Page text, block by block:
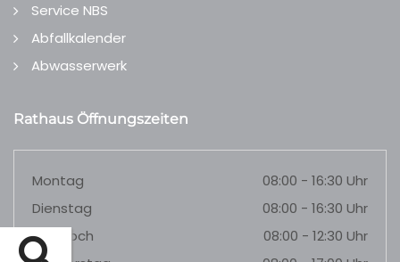
Service NBS
Abfallkalender
Abwasserwerk
Rathaus Öffnungszeiten
Montag
08:00 - 16:30 Uhr
Dienstag
08:00 - 16:30 Uhr
Mittwoch
08:00 - 12:30 Uhr